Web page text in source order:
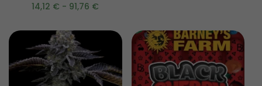
14,12 € - 91,76 €